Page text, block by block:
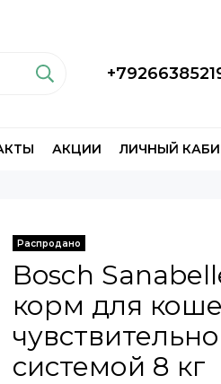
АКЦИИ ЛИЧНЫЙ
Распродано
Bosch
корм для
системой 8 кг